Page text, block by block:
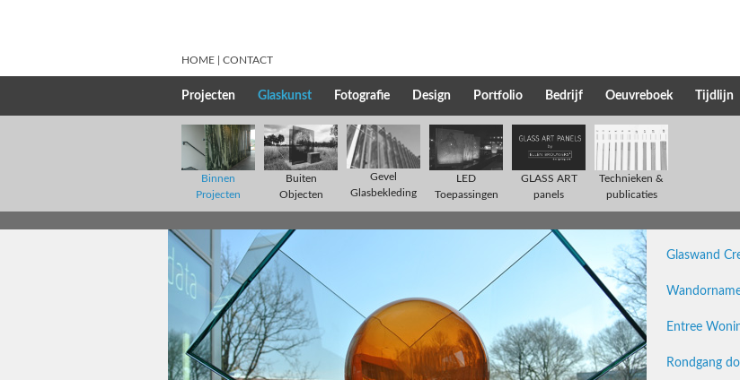
HOME CONTACT
Projecten Glaskunst Fotografie Design Portfolio Bedrijf Oeuvreboek Tijdlijn
Binnen
Projecten
Buiten
Objecten
Gevel
Glasbekleding
LED
Toepassingen
GLASS ART
panels
Technieken &
publicaties
Glaswand
Entree
Rondgang